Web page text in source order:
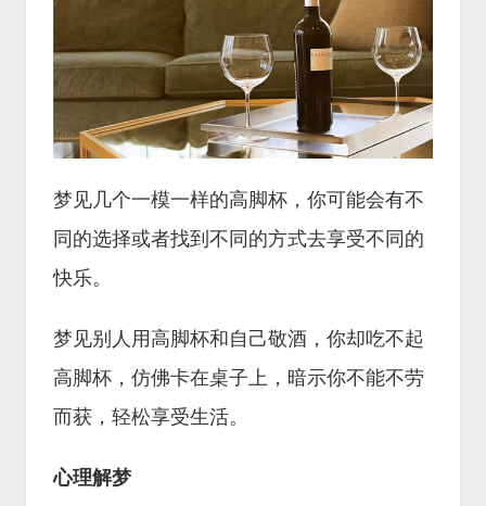
梦见几个一模一样的高脚杯，你可能会有不
同的选择或者找到不同的方式去享受不同的
快乐。
梦见别人用高脚杯和自己敬酒，你却吃不起
高脚杯，仿佛卡在桌子上，暗示你不能不劳
而获，轻松享受生活。
心理解梦